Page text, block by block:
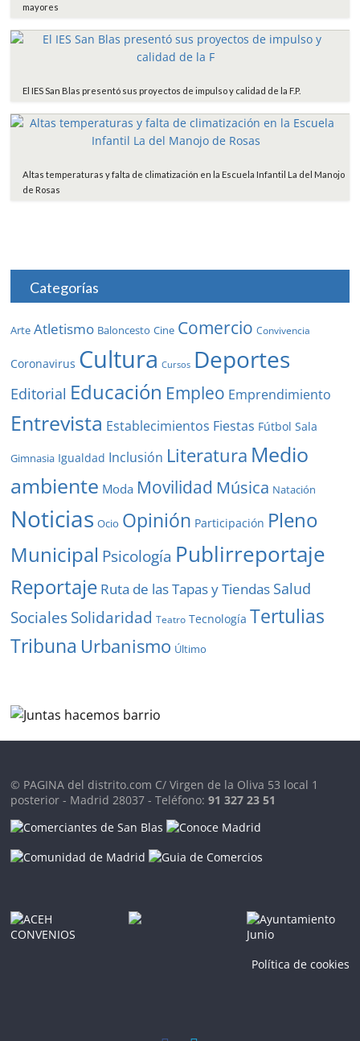
mayores
El IES San Blas presentó sus proyectos de impulso y calidad de la F.P.
Altas temperaturas y falta de climatización en la Escuela Infantil La del Manojo
de Rosas
Categorías
Arte Atletismo Baloncesto Cine Comercio Convivencia
Coronavirus Cultura Cursos Deportes
Editorial Educación Empleo Emprendimiento
Entrevista Establecimientos Fiestas Fútbol Sala
Gimnasia Igualdad Inclusión Literatura Medio
ambiente Moda Movilidad Música Natación
Noticias Ocio Opinión Participación Pleno
Municipal Psicología Publirreportaje
Reportaje Ruta de las Tapas y Tiendas Salud
SocialesSolidaridad Teatro Tecnología Tertulias
Tribuna Urbanismo Último
© PAGINA del distrito.com C/ Virgen de la Oliva 53 local 1
posterior - Madrid 28037 - Teléfono:91 327 23 51
Política de cookies